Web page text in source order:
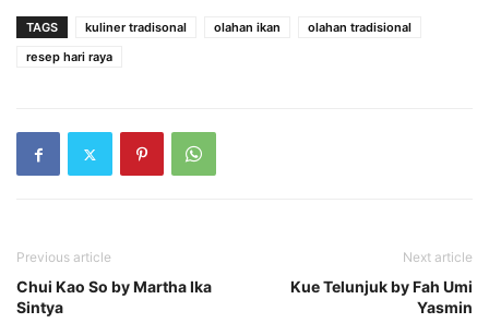
TAGS kuliner tradisonal olahan ikan
olahan tradisional
resep hari raya
Previous article
Chui Kao So by Martha Ika
Sintya
Next article
Kue Telunjuk by Fah Umi
Yasmin